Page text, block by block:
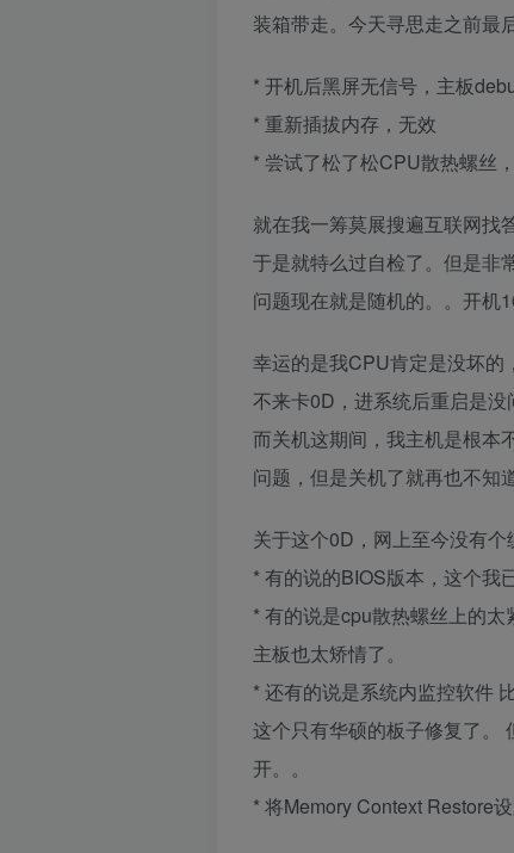
装箱带走。今天寻思走之前最
* 开机后黑屏无信号，主板
* 重新插拔内存，无效
* 尝试了松了松CPU散热螺丝
就在我一筹莫展搜遍互联网找
于是就特么过自检了。但是非
问题现在就是随机的。。开机
幸运的是我CPU肯定是没坏
不来卡0D，进系统后重启是没
而关机这期间，我主机是根本
问题，但是关机了就再也不知
关于这个0D，网上至今没有个
* 有的说的BIOS版本，这个我
* 有的说是cpu散热螺丝上的
主板也太矫情了。
* 还有的说是系统内监控软件
这个只有华硕的板子修复了。
开。。
* 将Memory Context Restore